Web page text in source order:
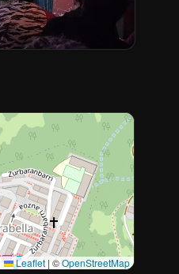
Leaflet | ©OpenStreetMap